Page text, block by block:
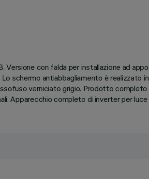
con falda per installazione ad
schermo antiabbagliamento è realizzato
verniciato grigio. Prodotto
Apparecchio completo di inverter per luce